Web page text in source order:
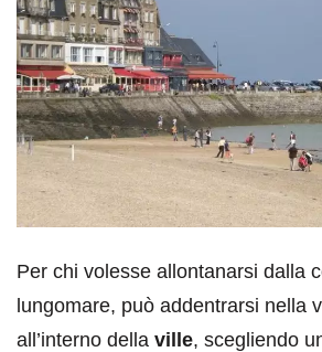
Per chi volesse allontanarsi dalla
lungomare, può addentrarsi nella
all’interno della ville, scegliendo